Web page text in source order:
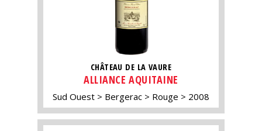
CHÂTEAU DE LA VAURE
ALLIANCE AQUITAINE
Sud Ouest Bergerac Rouge 2008